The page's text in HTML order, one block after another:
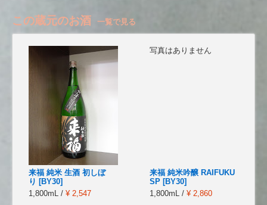
この蔵元のお酒 一覧で見る
来福 純米 生酒 初しぼ
り [BY30]
1,800mL / ¥ 2,547
写真はありません
来福 純米吟醸 RAIFUKU
SP [BY30]
1,800mL / ¥ 2,860